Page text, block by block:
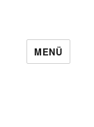
MENÜ